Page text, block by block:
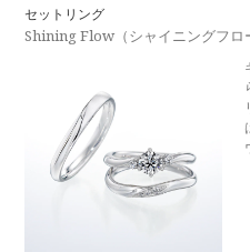
セットリング
Shining Flow（シャイニングフロ